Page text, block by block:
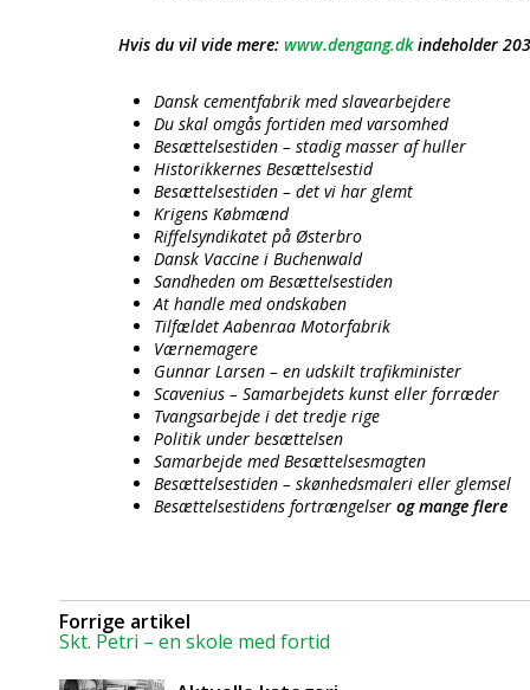
Hvis du vil vide mere: www.dengang.dkindeholder
Dansk cementfabrik med slavearbejdere
Du skal omgås fortiden med varsomhed
Besættelsestiden – stadig masser af huller
Historikkernes Besættelsestid
Besættelsestiden – det vi har glemt
Krigens Købmænd
Riffelsyndikatet på Østerbro
Dansk Vaccine i Buchenwald
Sandheden om Besættelsestiden
At handle med ondskaben
Tilfældet Aabenraa Motorfabrik
Værnemagere
Gunnar Larsen – en udskilt trafikminister
Scavenius – Samarbejdets kunst eller forræder
Tvangsarbejde i det tredje rige
Politik under besættelsen
Samarbejde med Besættelsesmagten
Besættelsestiden – skønhedsmaleri eller glemsel
Besættelsestidens fortrængelser og mange flere
Forrige artikel
Skt. Petri – en skole med fortid